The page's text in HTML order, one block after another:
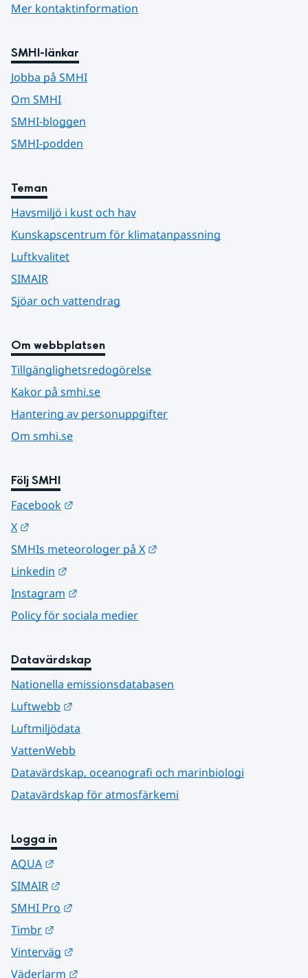
Mer kontaktinformation
SMHI-länkar
Jobba på SMHI
Om SMHI
SMHI-bloggen
SMHI-podden
Teman
Havsmiljö i kust och hav
Kunskapscentrum för klimatanpassning
Luftkvalitet
SIMAIR
Sjöar och vattendrag
Om webbplatsen
Tillgänglighetsredogörelse
Kakor på smhi.se
Hantering av personuppgifter
Om smhi.se
Följ SMHI
Facebook
X
SMHIs meteorologer på X
Linkedin
Instagram
Policy för sociala medier
Datavärdskap
Nationella emissionsdatabasen
Luftwebb
Luftmiljödata
VattenWebb
Datavärdskap, oceanografi och marinbiologi
Datavärdskap för atmosfärkemi
Logga in
AQUA
SIMAIR
SMHI Pro
Timbr
Vinterväg
Väderlarm